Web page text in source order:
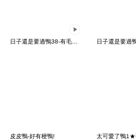
皮皮鴨-好有梗鴨!